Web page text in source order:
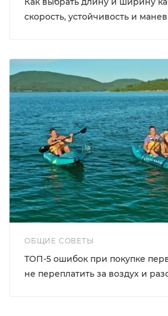
скорость, устойчивость и
ОБЩИЕ СОВЕТЫ
ТОП-5 ошибок при покупке
не переплатить за воздух и